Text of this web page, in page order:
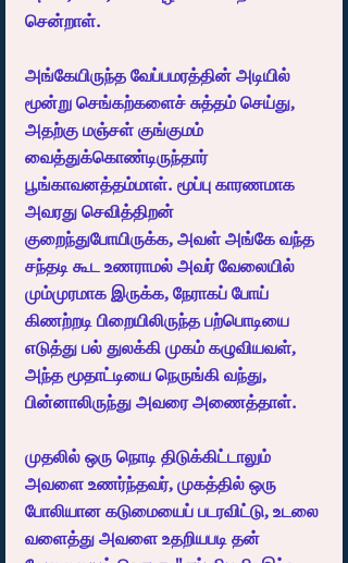
சென்றாள்.
அங்கேயிருந்த வேப்பமரத்தின் அடியில்
மூன்று செங்கற்களைச் சுத்தம் செய்து,
அதற்கு மஞ்சள் குங்குமம்
வைத்துக்கொண்டிருந்தார்
பூங்காவனத்தம்மாள். மூப்பு காரணமாக
அவரது செவித்திறன்
குறைந்துபோயிருக்க, அவள் அங்கே வந்த
சந்தடி கூட உணராமல் அவர் வேலையில்
மும்முரமாக இருக்க, நேராகப் போய்
கிணற்றடி பிறையிலிருந்த பற்பொடியை
எடுத்து பல் துலக்கி முகம் கழுவியவள்,
அந்த மூதாட்டியை நெருங்கி வந்து,
பின்னாலிருந்து அவரை அணைத்தாள்.
முதலில் ஒரு நொடி திடுக்கிட்டாலும்
அவளை உணர்ந்தவர், முகத்தில் ஒரு
போலியான கடுமையைப் படரவிட்டு, உடலை
வளைத்து அவளை உதறியபடி தன்